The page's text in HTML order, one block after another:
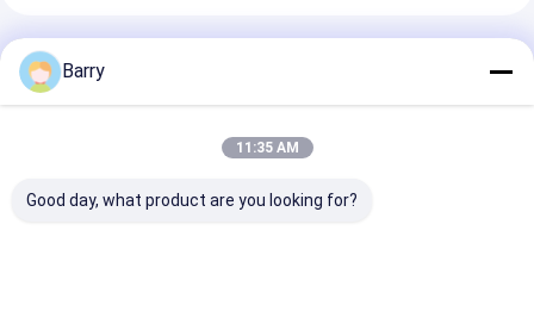
Empfohlene Produkte
Barry
11:35 AM
Good day, what product are you looking for?